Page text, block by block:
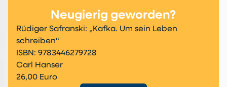
Neugierig geworden?
Rüdiger Safranski: „Kafka. Um sein Leben
schreiben“
ISBN: 9783446279728
Carl Hanser
26,00 Euro